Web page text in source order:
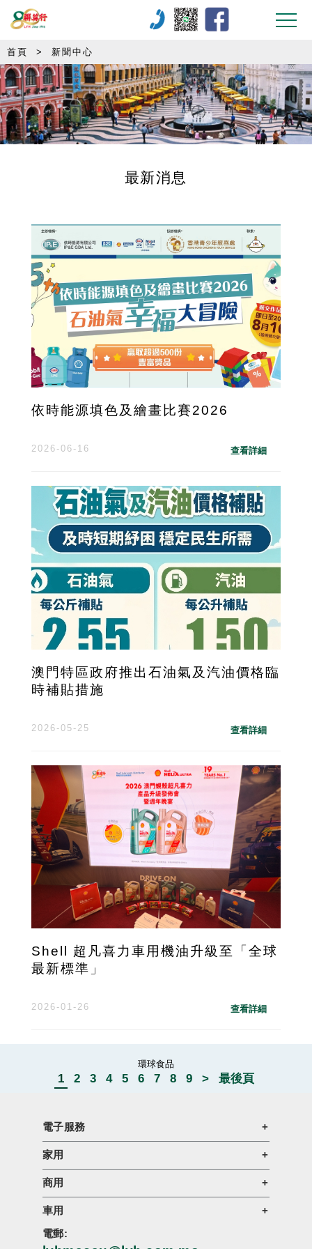
首頁 > 新聞中心
最新消息
依時能源填色及繪畫比賽2026
2026-06-16 查看詳細
澳門特區政府推出石油氣及汽油價格臨
時補貼措施
2026-05-25 查看詳細
Shell 超凡喜力車用機油升級至「全球
最新標準」
2026-01-26 查看詳細
環球食品
1 2 3 4 5 6 7 8 9 > 最後頁
電子服務
家用
商用
車用
電郵: